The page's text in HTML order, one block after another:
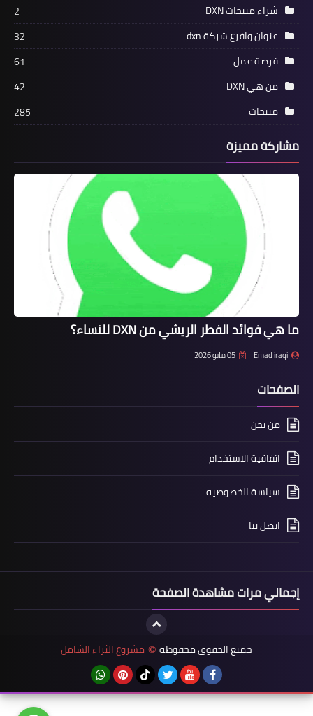
شراء منتجات DXN
2
عنوان وافرع شركة dxn
32
فرصة عمل
61
من هي DXN
42
منتجات
285
مشاركة مميزة
ما هي فوائد الفطر الريشي من DXN للنساء؟
Emad iraqi 05 مايو 2026
الصفحات
من نحن
اتفاقية الاستخدام
سياسة الخصوصيه
اتصل بنا
إجمالي مرات مشاهدة الصفحة
جميع الحقوق محفوظة © مشروع الثراء الشامل